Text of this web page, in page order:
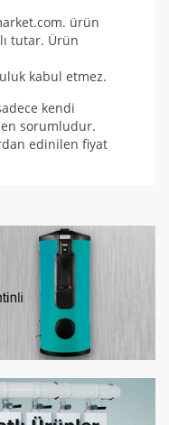
ürün
tutar. Ürün
kabul etmez.
kendi
sorumludur.
edinilen fiyat